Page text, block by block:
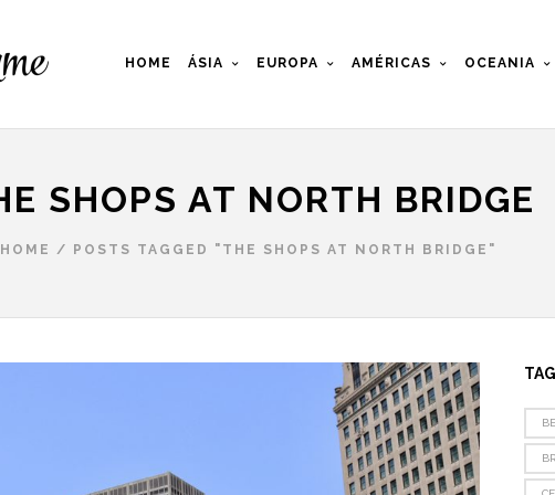
HOME ÁSIA EUROPA AMÉRICAS OCEANIA
SHOPS AT NORTH BRIDGE
HOME / POSTS TAGGED "THE SHOPS AT NORTH BRIDGE"